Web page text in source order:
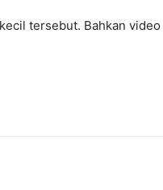
tersebut. Bahkan